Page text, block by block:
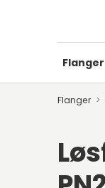
Flanger
Flanger